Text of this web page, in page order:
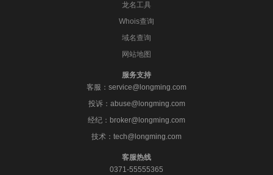
龙名工具
Whois查询
域名查询
网站地图
服务支持
客服：service@longming.com
投诉：abuse@longming.com
经纪：broker@longming.com
技术：tech@longming.com
客服热线
0371-55555365